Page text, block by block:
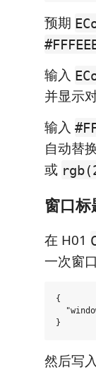
预期
输入
并显示
输入
自动替
或
窗口
在 H01
一次窗
{
然后写